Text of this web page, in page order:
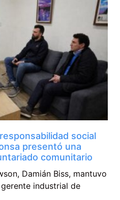
social
presentó una
comunitario
Damián Biss, mantuvo
industrial de